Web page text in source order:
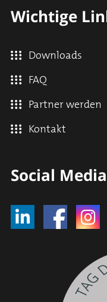
Wichtige
Downloads
FAQ
Partner werden
Kontakt
Social Media